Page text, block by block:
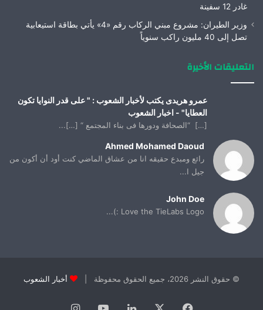
غادر 12 سفينة
وزير الطيران: مشروع مبني الركاب رقم «4» يأتي بطاقة استيعابية
تصل إلى 40 مليون راكب سنوياً
التعليقات الأخيرة
عمرو هريدى يكتب لأخبار الشعوب : " على قدر النوايا تكون
العطايا" - اخبار الشعوب
[…] “الصحافة ودورها فى بناء المجتمع “ […]...
Ahmed Mohamed Daoud
رائع ومبدع حقيقه انا من عشاق الماضي كنت أود أن أكون من
جيل ا...
John Doe
Love the TieLabs Logo :)...
© حقوق النشر 2026، جميع الحقوق محفوظة | أخبار الشعوب